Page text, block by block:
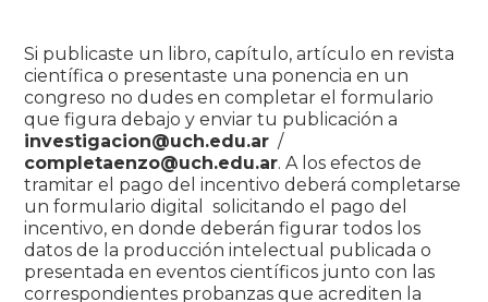
Si publicaste un libro, capítulo, artículo en revista
científica o presentaste una ponencia en un
congreso no dudes en completar el formulario
que figura debajo y enviar tu publicación a
investigacion@uch.edu.ar /
completaenzo@uch.edu.ar. A los efectos de
tramitar el pago del incentivo deberá completarse
un formulario digital solicitando el pago del
incentivo, en donde deberán figurar todos los
datos de la producción intelectual publicada o
presentada en eventos científicos junto con las
correspondientes probanzas que acrediten la